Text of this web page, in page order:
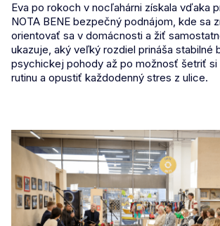
Eva po rokoch v nocľahárni získala vďaka
NOTA BENE bezpečný podnájom, kde sa
orientovať sa v domácnosti a žiť
ukazuje, aký veľký rozdiel prináša stabilné
psychickej pohody až po možnosť šetriť si
rutinu a opustiť každodenný stres z ulice.